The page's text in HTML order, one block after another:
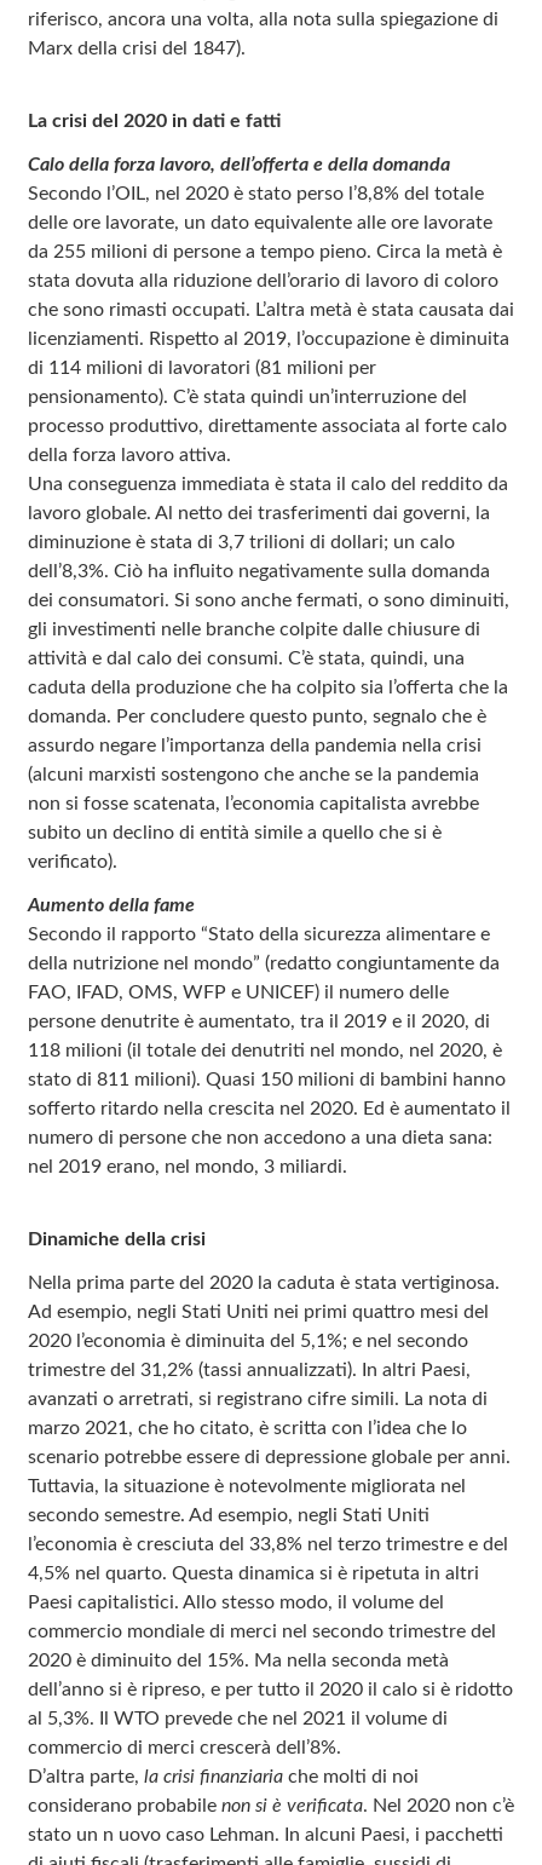
riferisco, ancora una volta, alla nota sulla spiegazione di
Marx della crisi del 1847).
La crisi del 2020 in dati e fatti
Calo della forza lavoro, dell’offerta e della domanda
Secondo l’OIL, nel 2020 è stato perso l’8,8% del totale
delle ore lavorate, un dato equivalente alle ore lavorate
da 255 milioni di persone a tempo pieno. Circa la metà è
stata dovuta alla riduzione dell’orario di lavoro di coloro
che sono rimasti occupati. L’altra metà è stata causata dai
licenziamenti. Rispetto al 2019, l’occupazione è diminuita
di 114 milioni di lavoratori (81 milioni per
pensionamento). C’è stata quindi un’interruzione del
processo produttivo, direttamente associata al forte calo
della forza lavoro attiva.
Una conseguenza immediata è stata il calo del reddito da
lavoro globale. Al netto dei trasferimenti dai governi, la
diminuzione è stata di 3,7 trilioni di dollari; un calo
dell’8,3%. Ciò ha influito negativamente sulla domanda
dei consumatori. Si sono anche fermati, o sono diminuiti,
gli investimenti nelle branche colpite dalle chiusure di
attività e dal calo dei consumi. C’è stata, quindi, una
caduta della produzione che ha colpito sia l’offerta che la
domanda. Per concludere questo punto, segnalo che è
assurdo negare l’importanza della pandemia nella crisi
(alcuni marxisti sostengono che anche se la pandemia
non si fosse scatenata, l’economia capitalista avrebbe
subito un declino di entità simile a quello che si è
verificato).
Aumento della fame
Secondo il rapporto “Stato della sicurezza alimentare e
della nutrizione nel mondo” (redatto congiuntamente da
FAO, IFAD, OMS, WFP e UNICEF) il numero delle
persone denutrite è aumentato, tra il 2019 e il 2020, di
118 milioni (il totale dei denutriti nel mondo, nel 2020, è
stato di 811 milioni). Quasi 150 milioni di bambini hanno
sofferto ritardo nella crescita nel 2020. Ed è aumentato il
numero di persone che non accedono a una dieta sana:
nel 2019 erano, nel mondo, 3 miliardi.
Dinamiche della crisi
Nella prima parte del 2020 la caduta è stata vertiginosa.
Ad esempio, negli Stati Uniti nei primi quattro mesi del
2020 l’economia è diminuita del 5,1%; e nel secondo
trimestre del 31,2% (tassi annualizzati). In altri Paesi,
avanzati o arretrati, si registrano cifre simili. La nota di
marzo 2021, che ho citato, è scritta con l’idea che lo
scenario potrebbe essere di depressione globale per anni.
Tuttavia, la situazione è notevolmente migliorata nel
secondo semestre. Ad esempio, negli Stati Uniti
l’economia è cresciuta del 33,8% nel terzo trimestre e del
4,5% nel quarto. Questa dinamica si è ripetuta in altri
Paesi capitalistici. Allo stesso modo, il volume del
commercio mondiale di merci nel secondo trimestre del
2020 è diminuito del 15%. Ma nella seconda metà
dell’anno si è ripreso, e per tutto il 2020 il calo si è ridotto
al 5,3%. Il WTO prevede che nel 2021 il volume di
commercio di merci crescerà dell’8%.
D’altra parte, la crisi finanziariache molti di noi
considerano probabile non si è verificata. Nel 2020 non c’è
stato un n uovo caso Lehman. In alcuni Paesi, i pacchetti